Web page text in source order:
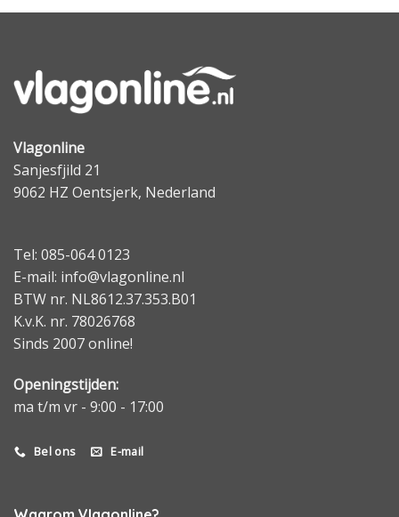
Vlagonline
Sanjesfjild 21
9062 HZ Oentsjerk, Nederland
Tel: 085-064 0123
E-mail: info@vlagonline.nl
BTW nr. NL8612.37.353.B01
K.v.K. nr. 78026768
Sinds 2007 online!
Openingstijden:
ma t/m vr - 9:00 - 17:00
Bel ons E-mail